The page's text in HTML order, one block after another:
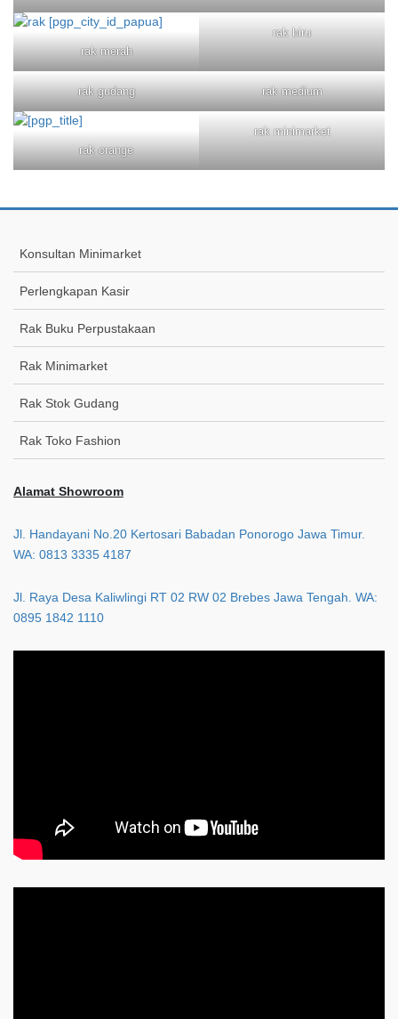
rak merah
rak biru
rak gudang rak medium
rak orange
rak minimarket
Konsultan Minimarket
Perlengkapan Kasir
Rak Buku Perpustakaan
Rak Minimarket
Rak Stok Gudang
Rak Toko Fashion
Alamat Showroom
Jl. Handayani No.20 Kertosari Babadan Ponorogo Jawa Timur.
WA: 0813 3335 4187
Jl. Raya Desa Kaliwlingi RT 02 RW 02 Brebes Jawa Tengah. WA:
0895 1842 1110